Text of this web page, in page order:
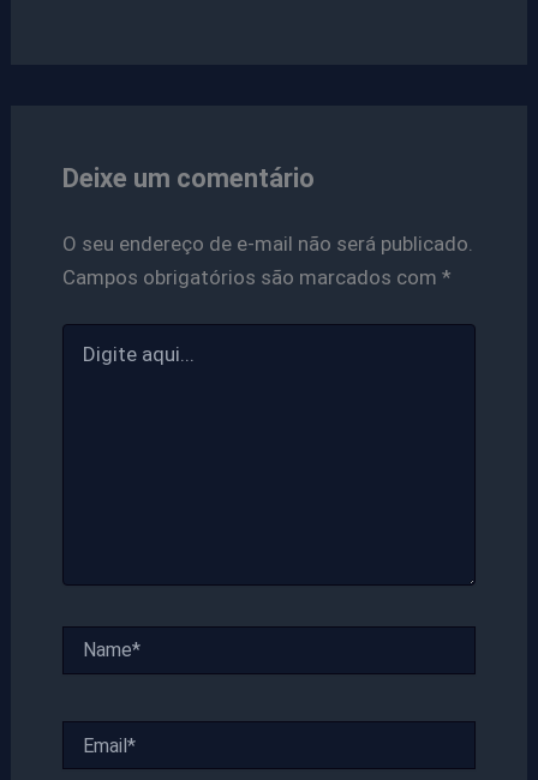
Deixe um comentário
O seu endereço de e-mail não será publicado.
Campos obrigatórios são marcados com *
aqui...